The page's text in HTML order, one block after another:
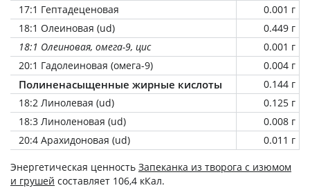
17:1 Гептадеценовая
0.001 г
18:1 Олеиновая (ud)
0.449 г
18:1 Олеиновая, омега-9, цис
0.001 г
20:1 Гадолеиновая (омега-9)
0.004 г
Полиненасыщенные жирные кислоты
0.144 г
18:2 Линолевая (ud)
0.125 г
18:3 Линоленовая (ud)
0.008 г
20:4 Арахидоновая (ud)
0.011 г
Энергетическая ценность Запеканка из творога с изюмом
и грушей составляет 106,4 кКал.